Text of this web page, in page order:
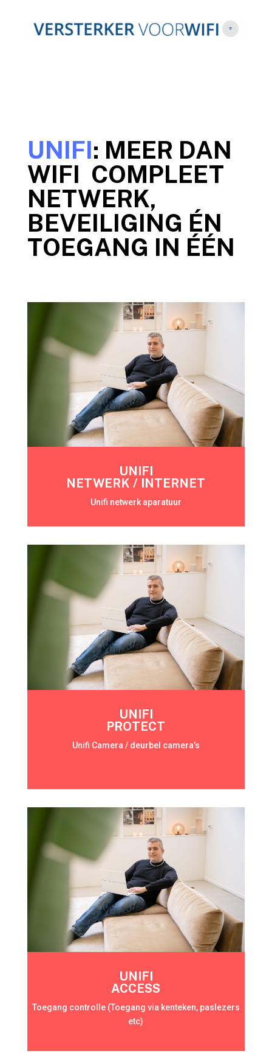
UNIFI: MEER DAN
WIFI COMPLEET
NETWERK,
BEVEILIGING ÉN
TOEGANG IN ÉÉN
UNIFI
NETWERK / INTERNET
Unifi netwerk aparatuur
UNIFI
PROTECT
Unifi Camera / deurbel camera’s
UNIFI
ACCESS
Toegang controlle (Toegang via kenteken, paslezers
etc)